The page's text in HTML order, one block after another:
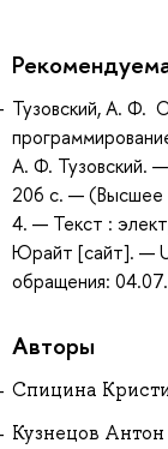
Тузовский, А. Ф.
А. Ф. Тузовский.
206 с. — (Высшее
4. — Текст :
Юрайт [сайт]. —
обращения:
Авторы
Спицина
Кузнецов